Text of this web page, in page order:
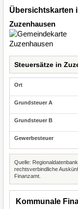
Übersichtskarten
Zuzenhausen
Steuersätze in
Quelle:
rechtsverbindliche
Finanzamt.
Kommunale